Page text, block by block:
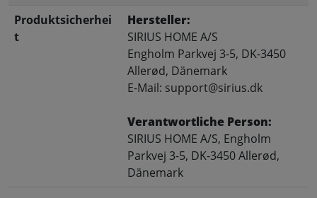
Produktsicherhei
t
Hersteller:
SIRIUS HOME A/S
Engholm Parkvej 3-5, DK-3450
Allerød, Dänemark
E-Mail: support@sirius.dk
Verantwortliche Person:
SIRIUS HOME A/S, Engholm
Parkvej 3-5, DK-3450 Allerød,
Dänemark